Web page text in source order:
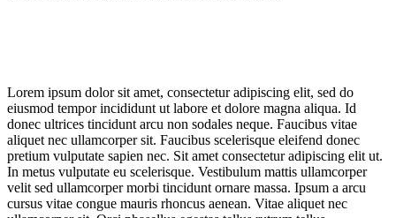
Lorem ipsum dolor sit amet, consectetur adipiscing elit, sed do
eiusmod tempor incididunt ut labore et dolore magna aliqua. Id
donec ultrices tincidunt arcu non sodales neque. Faucibus vitae
aliquet nec ullamcorper sit. Faucibus scelerisque eleifend donec
pretium vulputate sapien nec. Sit amet consectetur adipiscing elit ut.
In metus vulputate eu scelerisque. Vestibulum mattis ullamcorper
velit sed ullamcorper morbi tincidunt ornare massa. Ipsum a arcu
cursus vitae congue mauris rhoncus aenean. Vitae aliquet nec